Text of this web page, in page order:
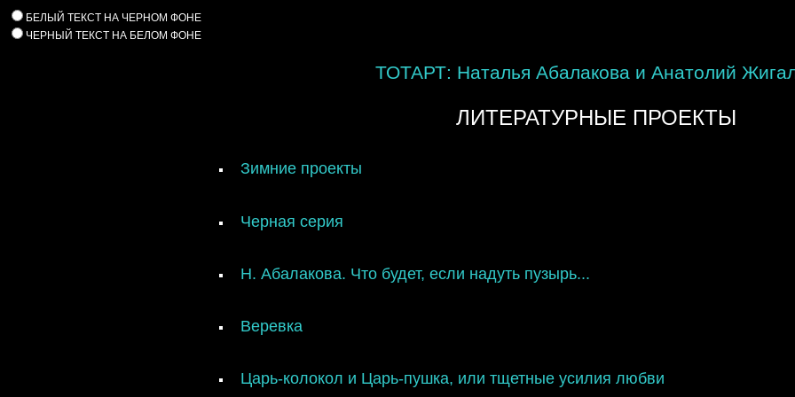
БЕЛЫЙ ТЕКСТ НА ЧЕРНОМ ФОНЕ
ЧЕРНЫЙ ТЕКСТ НА БЕЛОМ ФОНЕ
ТОТАРТ: Наталья Абалакова и Анатолий
ЛИТЕРАТУРНЫЕ ПРОЕКТЫ
Зимние проекты
Черная серия
Н. Абалакова. Что будет, если надуть пузырь...
Веревка
Царь-колокол и Царь-пушка, или тщетные усилия любви